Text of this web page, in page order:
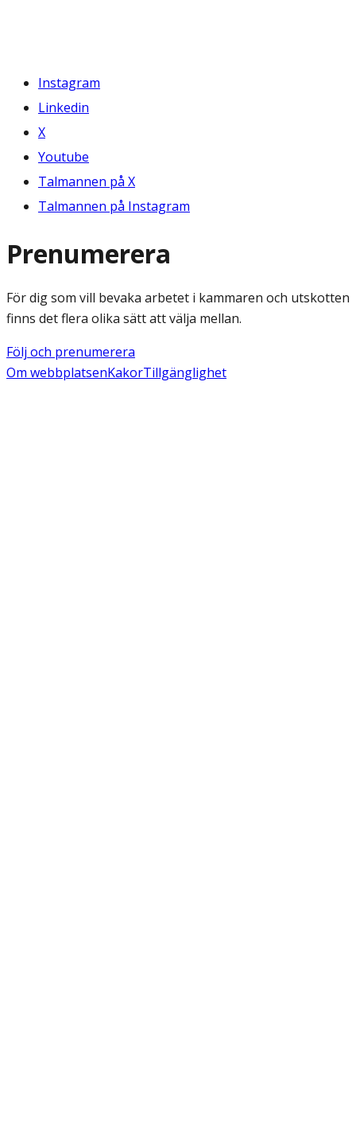
Instagram
Linkedin
X
Youtube
Talmannen på X
Talmannen på Instagram
Prenumerera
För dig som vill bevaka arbetet i kammaren och utskotten
finns det flera olika sätt att välja mellan.
Följ och prenumerera
Om webbplatsenKakorTillgänglighet